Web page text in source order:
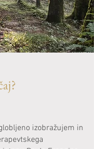
izobražujem in